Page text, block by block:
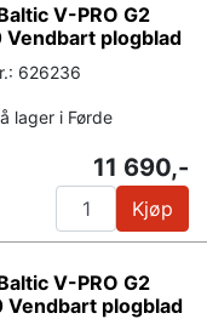
V-PRO G2
Vendbart plogblad
626236
lager i Førde
11 690,-
Kjøp
V-PRO G2
Vendbart plogblad